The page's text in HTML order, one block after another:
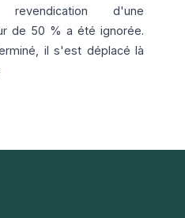
d'une
de 50 % a été ignorée.
il s'est déplacé là